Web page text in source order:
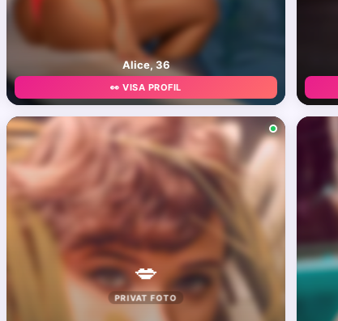
Alice, 36
👀 VISA PROFIL
💋
PRIVAT FOTO